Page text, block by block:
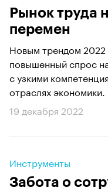
Рынок труда
перемен
Новым трендом 2022
повышенный спрос
с узкими
отраслях экономики.
19 декабря 2022
Инструменты
Забота о